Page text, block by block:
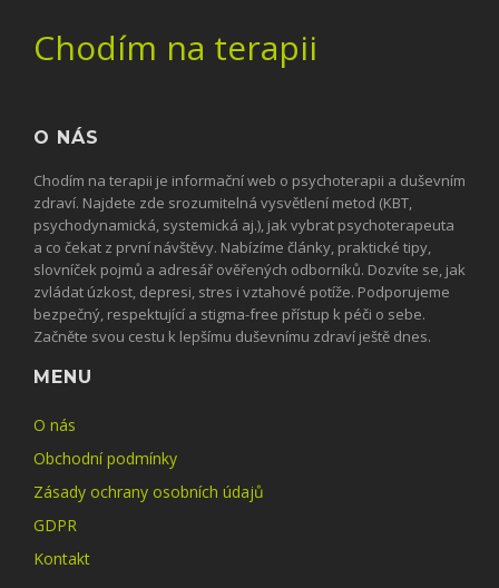
Chodím na terapii
O NÁS
Chodím na terapii je informační web o psychoterapii a duševním
zdraví. Najdete zde srozumitelná vysvětlení metod (KBT,
psychodynamická, systemická aj.), jak vybrat psychoterapeuta
a co čekat z první návštěvy. Nabízíme články, praktické tipy,
slovníček pojmů a adresář ověřených odborníků. Dozvíte se, jak
zvládat úzkost, depresi, stres i vztahové potíže. Podporujeme
bezpečný, respektující a stigma-free přístup k péči o sebe.
Začněte svou cestu k lepšímu duševnímu zdraví ještě dnes.
MENU
O nás
Obchodní podmínky
Zásady ochrany osobních údajů
GDPR
Kontakt